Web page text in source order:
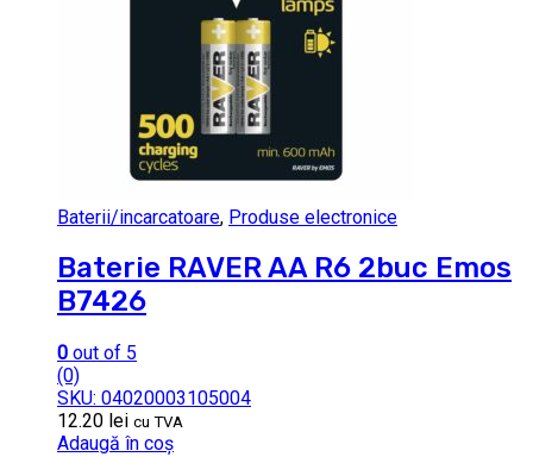
Baterii/incarcatoare, Produse electronice
Baterie RAVER AA R6 2buc Emos
B7426
0 out of 5
(0)
SKU: 04020003105004
12.20 lei cu TVA
Adaugă în coș